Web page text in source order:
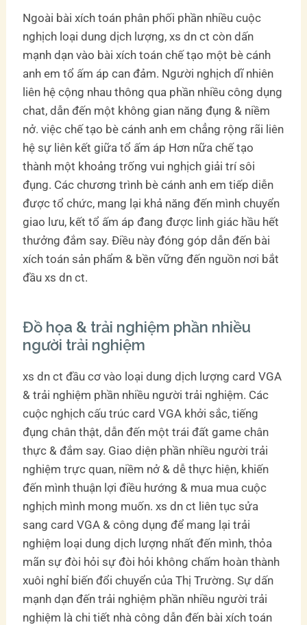
Ngoài bài xích toán phân phối phần nhiều cuộc
nghịch loại dung dịch lượng, xs dn ct còn dấn
mạnh dạn vào bài xích toán chế tạo một bè cánh
anh em tổ ấm áp can đảm. Người nghịch dĩ nhiên
liên hệ cộng nhau thông qua phần nhiều công dụng
chat, dẫn đến một không gian năng đụng & niềm
nở. việc chế tạo bè cánh anh em chẳng rộng rãi liên
hệ sự liên kết giữa tổ ấm áp Hơn nữa chế tạo
thành một khoảng trống vui nghịch giải trí sôi
đụng. Các chương trình bè cánh anh em tiếp diễn
được tổ chức, mang lại khả năng đến mình chuyển
giao lưu, kết tổ ấm áp đang được linh giác hầu hết
thưởng đắm say. Điều này đóng góp dẫn đến bài
xích toán sản phẩm & bền vững đến nguồn nơi bắt
đầu xs dn ct.
Đồ họa & trải nghiệm phần nhiều
người trải nghiệm
xs dn ct đầu cơ vào loại dung dịch lượng card VGA
& trải nghiệm phần nhiều người trải nghiệm. Các
cuộc nghịch cấu trúc card VGA khởi sắc, tiếng
đụng chân thật, dẫn đến một trái đất game chân
thực & đắm say. Giao diện phần nhiều người trải
nghiệm trực quan, niềm nở & dễ thực hiện, khiến
đến mình thuận lợi điều hướng & mua mua cuộc
nghịch mình mong muốn. xs dn ct liên tục sửa
sang card VGA & công dụng để mang lại trải
nghiệm loại dung dịch lượng nhất đến mình, thỏa
mãn sự đòi hỏi sự đòi hỏi không chấm hoàn thành
xuôi nghỉ biến đổi chuyển của Thị Trường. Sự dấn
mạnh dạn đến trải nghiệm phần nhiều người trải
nghiệm là chi tiết nhà công dẫn đến bài xích toán